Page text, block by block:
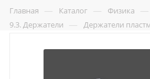
Главная — Каталог — Физика —
9.3. Держатели — Держатели